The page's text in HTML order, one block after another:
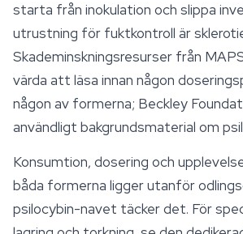
starta från inokulation och slippa
utrustning för fuktkontroll är
Skademinskningsresurser från
värda att läsa innan någon
någon av formerna; Beckley
användligt bakgrundsmaterial om
Konsumtion, dosering och
båda formerna ligger utanför
psilocybin-navet täcker det. För